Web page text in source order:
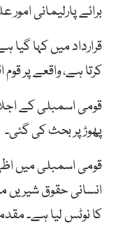
برائے پارلیمانی
قرارداد میں کہا
کرتا ہے، واقعے پر
قومی اسمبلی کے
پھوڑ پر بحث کی گئی۔
قومی اسمبلی میں
انسانی حقوق شیریں
کا نوٹس لیا ہے۔